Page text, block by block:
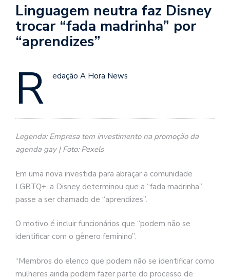
Linguagem neutra faz Disney
trocar “fada madrinha” por
“aprendizes”
R edação A Hora News
Legenda: Empresa tem investimento na promoção da
agenda gay | Foto: Pexels
Em uma nova investida para abraçar a comunidade
LGBTQ+, a Disney determinou que a “fada madrinha”
passe a ser chamado de “aprendizes”.
O motivo é incluir funcionários que “podem não se
identificar com o gênero feminino”.
“Membros do elenco que podem não se identificar como
mulheres ainda podem fazer parte do processo de